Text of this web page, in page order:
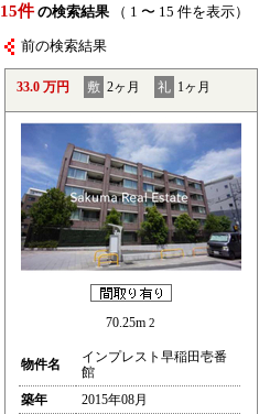
15件 の検索結果（ 1 〜 15 件を表示）
前の検索結果
33.0 万円 敷 2ヶ月 礼 1ヶ月
70.25m 2
物件名
インプレスト早稲田壱番
館
築年
2015年08月